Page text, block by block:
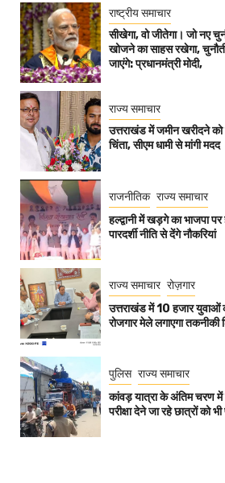
राष्ट्रीय समाचार
सीखेगा, वो जीतेगा। जो नए
खोजने का साहस रखेगा,
जाएंगे: प्रधानमंत्री मोदी,
राज्य समाचार
उत्तराखंड में जमीन खरीदने
चिंता, सीएम धामी से मांगी मदद
राजनीतिक राज्य समाचार
हल्द्वानी में खड़गे का भाजपा
पारदर्शी नीति से देंगे नौकरियां
राज्य समाचार रोज़गार
उत्तराखंड में 10 हजार युवाओं
रोजगार मेले लगाएगा तकनीकी
पुलिस राज्य समाचार
कांवड़ यात्रा के अंतिम चरण
परीक्षा देने जा रहे छात्रों को